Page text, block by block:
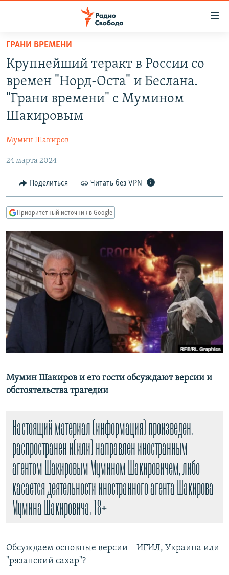
упрощенного
доступа
основному
содержанию
навигации
Вернутся
поиску
ПОДКАСТЫ
АВТОРСКИЕ ПРОЕКТЫ
ЦИТАТЫ СВОБОДЫ
КУЛЬТУРА
IDEL.РЕАЛИИ
КАВКАЗ.РЕАЛИИ
СИБИРЬ.РЕАЛИИ
РАСПИСАНИЕ ВЕЩАНИЯ
ПОДПИШИТЕСЬ НА РАССЫЛКУ
СОЦИАЛЬНЫЕ СЕТИ
Все сайты РСЕ/РС
ГРАНИ ВРЕМЕНИ
Крупнейший теракт в России со
времен "Норд-Оста" и Беслана.
"Грани времени" с Мумином
Шакировым
Мумин Шакиров
24 марта 2024
Поделиться Читать без VPN
Приоритетный источник в Google
Мумин Шакиров и его гости обсуждают версии и
обстоятельства трагедии
Настоящий материал (информация) произведен,
распространен и(или) направлен иностранным
агентом Шакировым Мумином Шакировичем, либо
касается деятельности иностранного агента Шакирова
Мумина Шакировича. 18+
Обсуждаем основные версии – ИГИЛ, Украина или
"рязанский сахар"?